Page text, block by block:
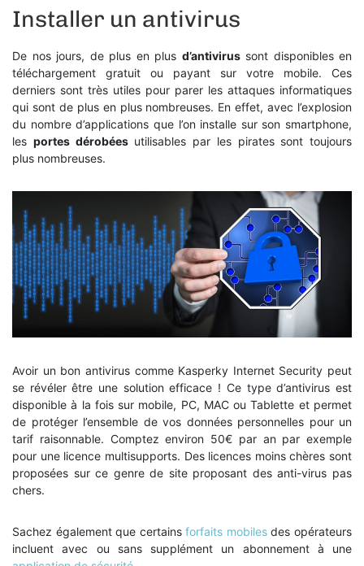
Installer un antivirus
De nos jours, de plus en plus d’antivirussont disponibles en
téléchargement gratuit ou payant sur votre mobile. Ces
derniers sont très utiles pour parer les attaques informatiques
qui sont de plus en plus nombreuses. En effet, avec l’explosion
du nombre d’applications que l’on installe sur son smartphone,
les portes dérobéesutilisables par les pirates sont toujours
plus nombreuses.
Avoir un bon antivirus comme Kasperky Internet Security peut
se révéler être une solution efficace ! Ce type d’antivirus est
disponible à la fois sur mobile, PC, MAC ou Tablette et permet
de protéger l’ensemble de vos données personnelles pour un
tarif raisonnable. Comptez environ 50€ par an par exemple
pour une licence multisupports. Des licences moins chères sont
proposées sur ce genre de site proposant des anti-virus pas
chers.
Sachez également que certainsforfaits mobilesdes opérateurs
incluent avec ou sans supplément un abonnement à une